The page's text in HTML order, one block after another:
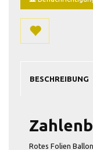
BESCHREIBUNG
Rotes Folien